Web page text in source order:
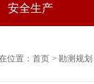
安全生产
位置： 首页 > 勘测规划